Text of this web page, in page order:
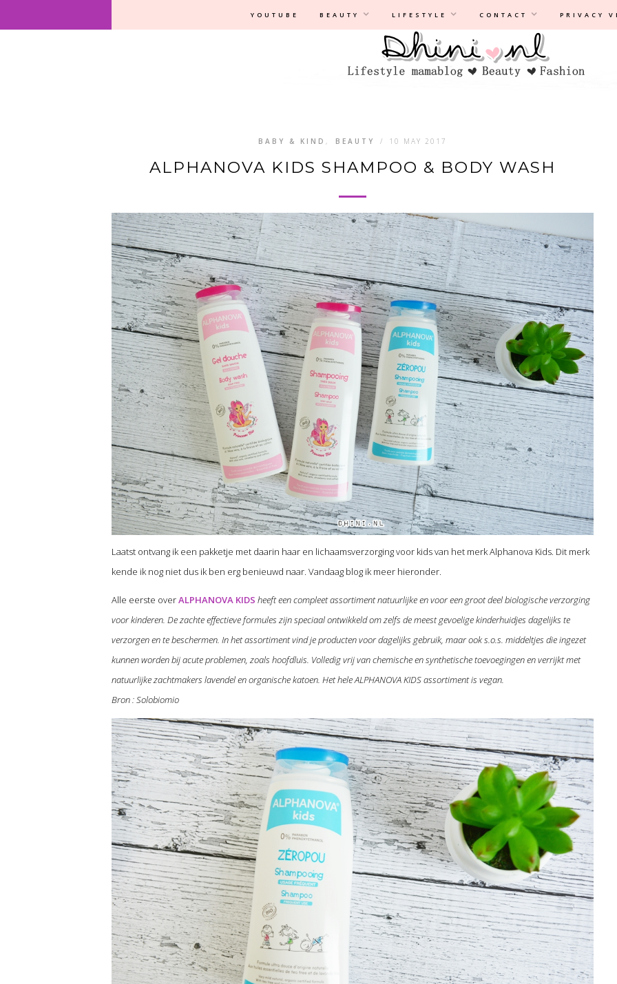
YOUTUBE BEAUTY LIFESTYLE CONTACT PRIVACY
Privacyverklaring |Disclaimer
BABY & KIND , BEAUTY / 10 MAY 2017
ALPHANOVA KIDS SHAMPOO & BODY WASH
Laatst ontvang ik een pakketje met daarin haar en lichaamsverzorging voor kids van het merk Alphanova Kids. Dit merk
kende ik nog niet dus ik ben erg benieuwd naar. Vandaag blog ik meer hieronder.
Alle eerste overALPHANOVA KIDS heeft een compleet assortiment natuurlijke en voor een groot deel biologische verzorging
voor kinderen. De zachte effectieve formules zijn speciaal ontwikkeld om zelfs de meest gevoelige kinderhuidjes dagelijks te
verzorgen en te beschermen. In het assortiment vind je producten voor dagelijks gebruik, maar ook s.o.s. middeltjes die ingezet
kunnen worden bij acute problemen, zoals hoofdluis. Volledig vrij van chemische en synthetische toevoegingen en verrijkt met
natuurlijke zachtmakers lavendel en organische katoen. Het hele ALPHANOVA KIDS assortiment is vegan.
Bron : Solobiomio